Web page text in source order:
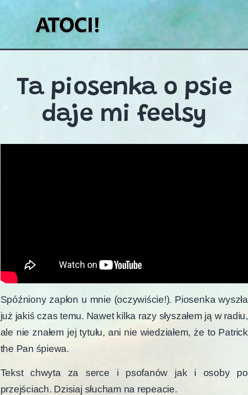
Ta piosenka o psie
daje mi feelsy
Spóźniony zapłon u mnie (oczywiście!). Piosenka wyszła
już jakiś czas temu. Nawet kilka razy słyszałem ją w radiu,
ale nie znałem jej tytułu, ani nie wiedziałem, że to Patrick
the Pan śpiewa.
Tekst chwyta za serce i psofanów jak i osoby po
przejściach. Dzisiaj słucham na repeacie.